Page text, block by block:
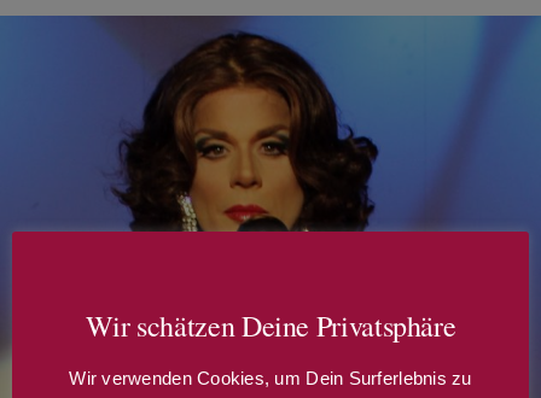
Wir schätzen Deine Privatsphäre
Wir verwenden Cookies, um Dein Surferlebnis zu